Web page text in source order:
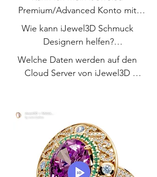
Premium/Advanced Konto mit
MatrixGold benutzen?
Antwort
Wie kann iJewel3D Schmuck
Designern helfen?
Welche Daten werden auf den
Cloud Server von iJewel3D